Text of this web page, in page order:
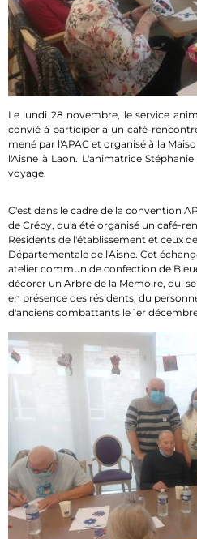
Le lundi 28 novembre, le service
convié à participer à un café-
mené par l'APAC et organisé à la
l'Aisne à Laon. L'animatrice
voyage.
C'est dans le cadre de la convention
de Crépy, qu'a été organisé un café-
Résidents de l'établissement et ceux
Départementale de l'Aisne. Cet
atelier commun de confection de
décorer un Arbre de la Mémoire, qui
en présence des résidents, du
d'anciens combattants le 1er